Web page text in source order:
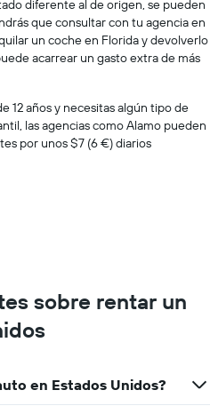
diferente al de origen, se pueden
que consultar con tu agencia en
un coche en Florida y devolverlo
acarrear un gasto extra de más
12 años y necesitas algún tipo de
las agencias como Alamo pueden
por unos $7 (6 €) diarios
sobre rentar un
en Estados Unidos?